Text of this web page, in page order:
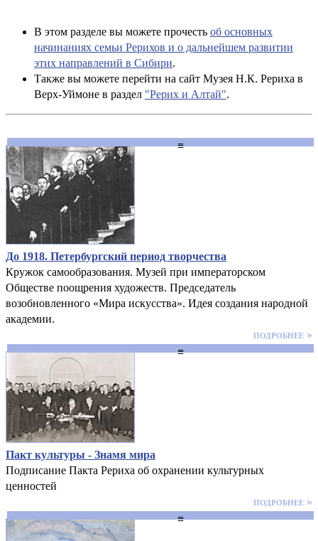
В этом разделе вы можете прочесть об основных
начинаниях семьи Рерихов и о дальнейшем развитии
этих направлений в Сибири.
Также вы можете перейти на сайт Музея Н.К. Рериха в
Верх-Уймоне в раздел "Рерих и Алтай".
≡
До 1918. Петербургский период творчества
Кружок самообразования. Музей при императорском
Обществе поощрения художеств. Председатель
возобновленного «Мира искусства». Идея создания народной
академии.
подробнее »
≡
Пакт культуры - Знамя мира
Подписание Пакта Рериха об охранении культурных
ценностей
подробнее »
≡